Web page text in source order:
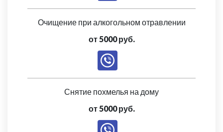
Очищение при алкогольном отравлении
от 5000 руб.
Снятие похмелья на дому
от 5000 руб.